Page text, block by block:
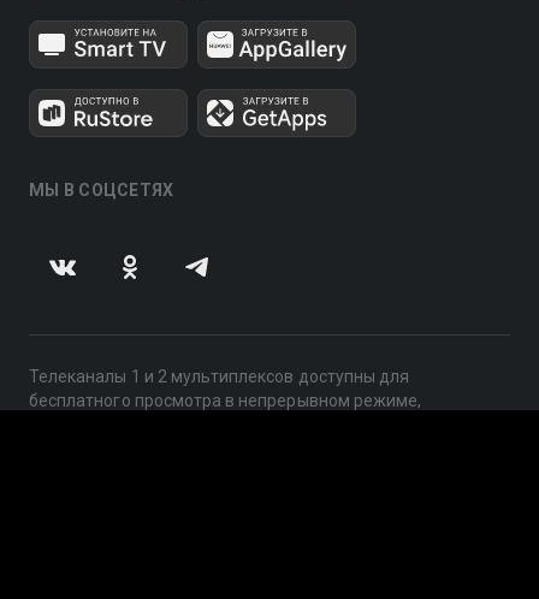
МЫ В СОЦСЕТЯХ
Телеканалы 1 и 2 мультиплексов доступны для
бесплатного просмотра в непрерывном режиме,